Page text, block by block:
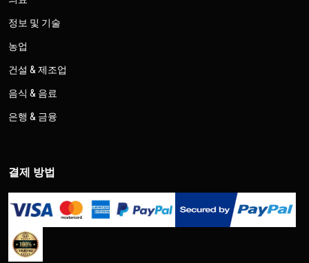
정보 및 기술
농업
건설 & 제조업
음식 & 음료
은행 & 금융
결제 방법